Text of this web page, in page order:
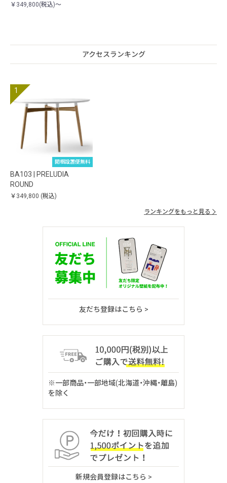
￥349,800(税込)～
アクセスランキング
開梱設置便無料
BA103 | PRELUDIA
ROUND
￥349,800 (税込)
ランキングをもっと見る
友だち登録はこちら >
※一部商品・一部地域(北海道・沖縄・離島)
を除く
新規会員登録はこちら >